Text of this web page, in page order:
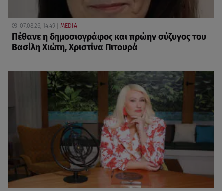
07.08.26, 14:49 MEDIA
Πέθανε η δημοσιογράφος και πρώην σύζυγος του
Βασίλη Χιώτη, Χριστίνα Πιτουρά